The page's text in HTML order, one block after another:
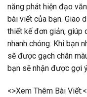
năng phát hiện đạo
bài viết của bạn. Giao
thiết kế đơn giản, giúp
nhanh chóng. Khi bạn
sẽ được gạch chân
bạn sẽ nhận được gợi
<>Xem Thêm Bài